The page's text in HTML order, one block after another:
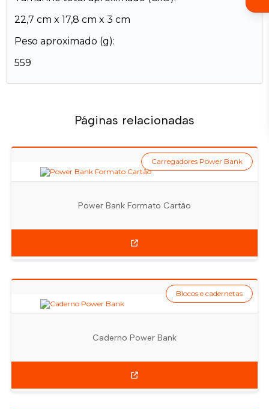
22,7 cm x 17,8 cm x 3 cm
Peso aproximado (g):
559
Páginas relacionadas
Power Bank Formato Cartão
Carregadores Power Bank
Caderno Power Bank
Blocos e cadernetas